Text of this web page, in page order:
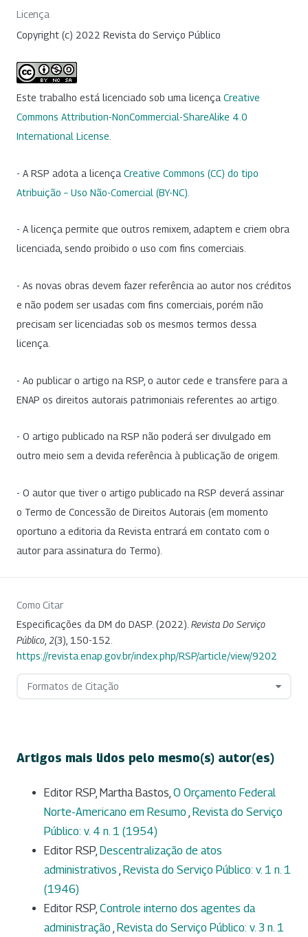
Licença
Copyright (c) 2022 Revista do Serviço Público
Este trabalho está licenciado sob uma licença Creative
Commons Attribution-NonCommercial-ShareAlike 4.0
International License
- A RSP adota a licença Creative Commons (CC) do tipo
Atribuição – Uso Não-Comercial (BY-NC)
- A licença permite que outros remixem, adaptem e criem obra
licenciada, sendo proibido o uso com fins comerciais.
- As novas obras devem fazer referência ao autor nos créditos
e não podem ser usadas com fins comerciais, porém não
precisam ser licenciadas sob os mesmos termos dessa
licença.
- Ao publicar o artigo na RSP, o autor cede e transfere para a
ENAP os direitos autorais patrimoniais referentes ao artigo.
- O artigo publicado na RSP não poderá ser divulgado em
outro meio sem a devida referência à publicação de origem.
- O autor que tiver o artigo publicado na RSP deverá assinar
o Termo de Concessão de Direitos Autorais (em momento
oportuno a editoria da Revista entrará em contato com o
autor para assinatura do Termo).
Como Citar
Especificações da DM do DASP. (2022). Revista Do Serviço
Público 2(3), 150-152.
https://revista.enap.gov.br/index.php/RSP/article/view/9202
Formatos de Citação
Artigos mais lidos pelo mesmo(s) autor(es)
Editor RSP, Martha Bastos, O Orçamento Federal
Norte-Americano em Resumo , Revista do Serviço
Público: v. 4 n. 1 (1954)
Editor RSP, Descentralização de atos
administrativos , Revista do Serviço Público: v. 1 n. 1
(1946)
Editor RSP, Controle interno dos agentes da
administração , Revista do Serviço Público: v. 3 n. 1